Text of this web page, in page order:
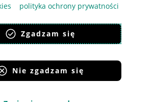
polityka ochrony prywatności
Zgadzam się
Nie zgadzam się
oznacza akceptacjęregulaminu